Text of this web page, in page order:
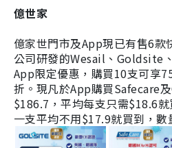
億世家
億家世門市及App現已有售6款
公司研發的Wesail、Goldsite
App限定優惠，購買10支可享
折。現凡於App購買Safecare
$186.7，平均每支只需$18.6
一支平均不用$17.9就買到，數